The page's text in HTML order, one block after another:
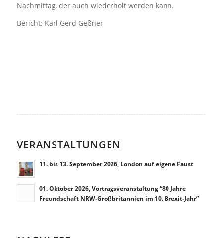
Nachmittag, der auch wiederholt werden kann.
Bericht: Karl Gerd Geßner
VERANSTALTUNGEN
11. bis 13. September 2026, London auf eigene Faust
01. Oktober 2026, Vortragsveranstaltung “80 Jahre
Freundschaft NRW-Großbritannien im 10. Brexit-Jahr”